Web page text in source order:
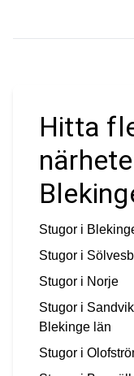
Hitta
Stugor i
Stugor i
Stugor i Norje
Stugor i
Blekinge län
Stugor i